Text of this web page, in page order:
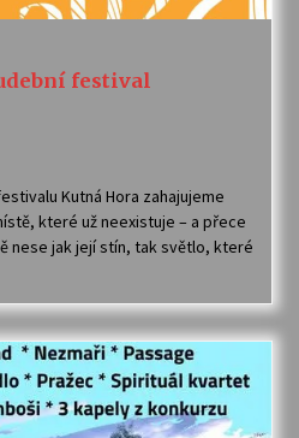
festival
Kutná Hora zahajujeme
které už neexistuje – a přece
nese jak její stín, tak světlo, které